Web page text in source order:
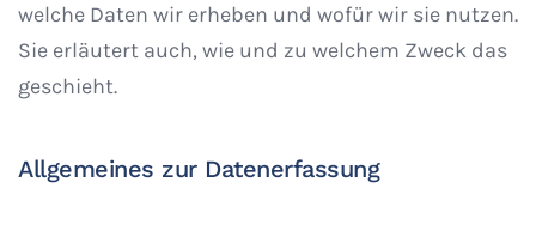
welche Daten wir erheben und wofür wir sie nutzen.
Sie erläutert auch, wie und zu welchem Zweck das
geschieht.
Allgemeines zur Datenerfassung